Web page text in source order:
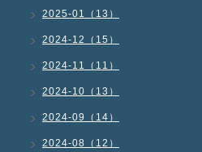
2025-01（13）
2024-12（15）
2024-11（11）
2024-10（13）
2024-09（14）
2024-08（12）